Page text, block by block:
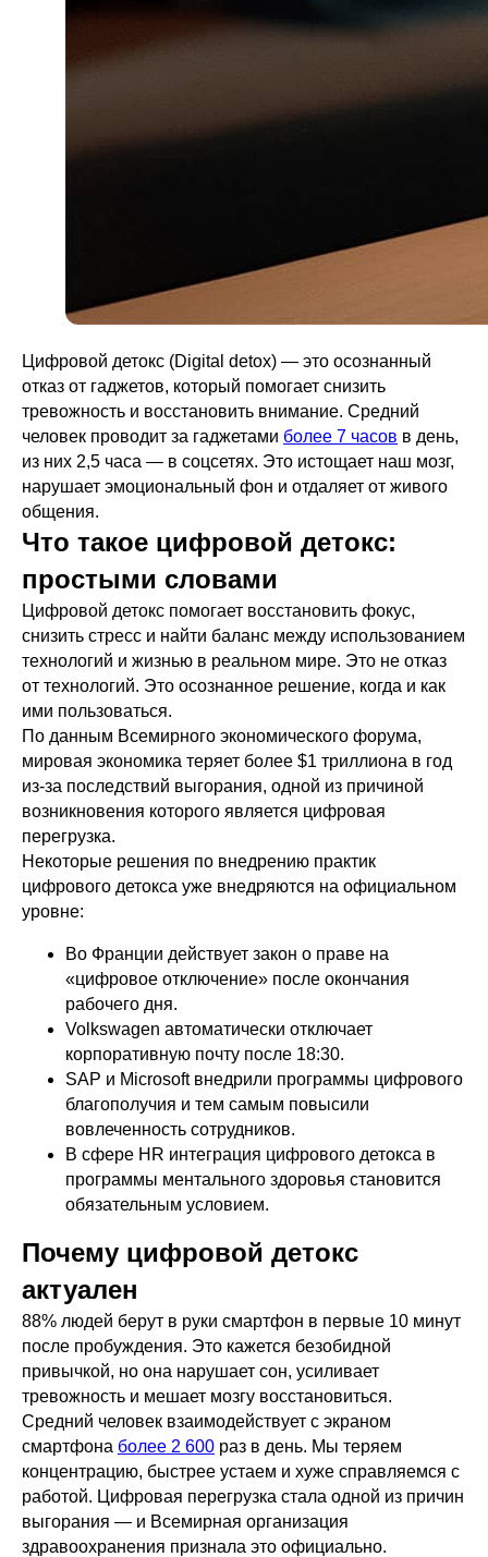
Цифровой детокс (Digital detox) — это осознанный
отказ от гаджетов, который помогает снизить
тревожность и восстановить внимание. Средний
человек проводит за гаджетами более 7 часов в день,
из них 2,5 часа — в соцсетях. Это истощает наш мозг,
нарушает эмоциональный фон и отдаляет от живого
общения.
Что такое цифровой детокс:
простыми словами
Цифровой детокс помогает восстановить фокус,
снизить стресс и найти баланс между использованием
технологий и жизнью в реальном мире. Это не отказ
от технологий. Это осознанное решение, когда и как
ими пользоваться.
По данным Всемирного экономического форума,
мировая экономика теряет более $1 триллиона в год
из-за последствий выгорания, одной из причиной
возникновения которого является цифровая
перегрузка.
Некоторые решения по внедрению практик
цифрового детокса уже внедряются на официальном
уровне:
Во Франции действует закон о праве на
«цифровое отключение» после окончания
рабочего дня.
Volkswagen автоматически отключает
корпоративную почту после 18:30.
SAP и Microsoft внедрили программы цифрового
благополучия и тем самым повысили
вовлеченность сотрудников.
В сфере HR интеграция цифрового детокса в
программы ментального здоровья становится
обязательным условием.
Почему цифровой детокс
актуален
88% людей берут в руки смартфон в первые 10 минут
после пробуждения. Это кажется безобидной
привычкой, но она нарушает сон, усиливает
тревожность и мешает мозгу восстановиться.
Средний человек взаимодействует с экраном
смартфона более 2 600 раз в день. Мы теряем
концентрацию, быстрее устаем и хуже справляемся с
работой. Цифровая перегрузка стала одной из причин
выгорания — и Всемирная организация
здравоохранения признала это официально.